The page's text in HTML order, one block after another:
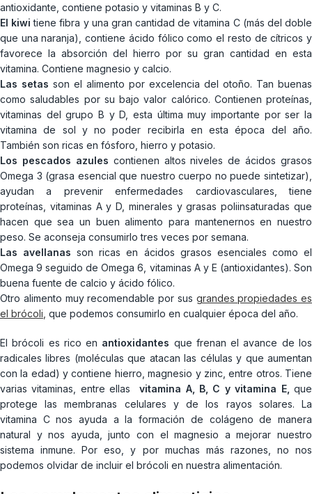
antioxidante, contiene potasio y vitaminas B y C.
El kiwi tiene fibra y una gran cantidad de vitamina C (más del doble
que una naranja), contiene ácido fólico como el resto de cítricos y
favorece la absorción del hierro por su gran cantidad en esta
vitamina. Contiene magnesio y calcio.
Las setas son el alimento por excelencia del otoño. Tan buenas
como saludables por su bajo valor calórico. Contienen proteínas,
vitaminas del grupo B y D, esta última muy importante por ser la
vitamina de sol y no poder recibirla en esta época del año.
También son ricas en fósforo, hierro y potasio.
Los pescados azules contienen altos niveles de ácidos grasos
Omega 3 (grasa esencial que nuestro cuerpo no puede sintetizar),
ayudan a prevenir enfermedades cardiovasculares, tiene
proteínas, vitaminas A y D, minerales y grasas poliinsaturadas que
hacen que sea un buen alimento para mantenernos en nuestro
peso. Se aconseja consumirlo tres veces por semana.
Las avellanas son ricas en ácidos grasos esenciales como el
Omega 9 seguido de Omega 6, vitaminas A y E (antioxidantes). Son
buena fuente de calcio y ácido fólico.
Otro alimento muy recomendable por sus grandes propiedades es
el brócoli que podemos consumirlo en cualquier época del año.
El brócoli es rico en antioxidantes que frenan el avance de los
radicales libres (moléculas que atacan las células y que aumentan
con la edad) y contiene hierro, magnesio y zinc, entre otros. Tiene
varias vitaminas, entre ellasvitamina A, B, C y vitamina E, que
protege las membranas celulares y de los rayos solares. La
vitamina C nos ayuda a la formación de colágeno de manera
natural y nos ayuda, junto con el magnesio a mejorar nuestro
sistema inmune. Por eso, y por muchas más razones, no nos
podemos olvidar de incluir el brócoli en nuestra alimentación.